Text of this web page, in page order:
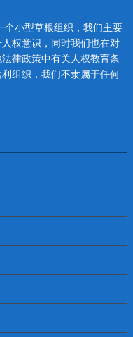
小型草根组织，我们主要
权意识，同时我们也在对
律政策中有关人权教育条
组织，我们不隶属于任何